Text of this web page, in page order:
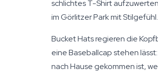
schlichtes T-Shirt
im Görlitzer Park mit Stilgefühl.
Bucket Hats regieren die
eine Baseballcap stehen
nach Hause gekommen ist,